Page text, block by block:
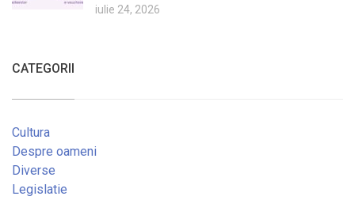
iulie 24, 2026
CATEGORII
Cultura
Despre oameni
Diverse
Legislatie